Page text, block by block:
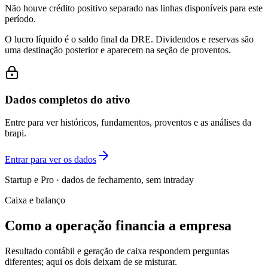
Não houve crédito positivo separado nas linhas disponíveis para este
período.
O lucro líquido é o saldo final da DRE. Dividendos e reservas são
uma destinação posterior e aparecem na seção de proventos.
Dados completos do ativo
Entre para ver históricos, fundamentos, proventos e as análises da
brapi.
Entrar para ver os dados
Startup e Pro · dados de fechamento, sem intraday
Caixa e balanço
Como a operação financia a empresa
Resultado contábil e geração de caixa respondem perguntas
diferentes; aqui os dois deixam de se misturar.